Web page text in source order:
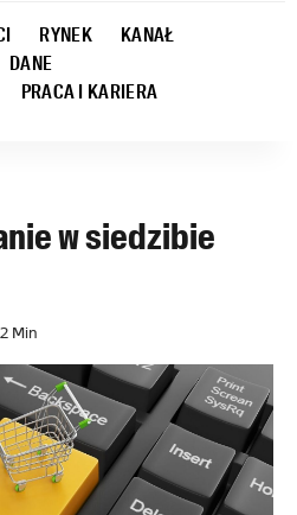
RYNEK
KANAŁ
DANE
PRACA I KARIERA
w siedzibie
2 Min